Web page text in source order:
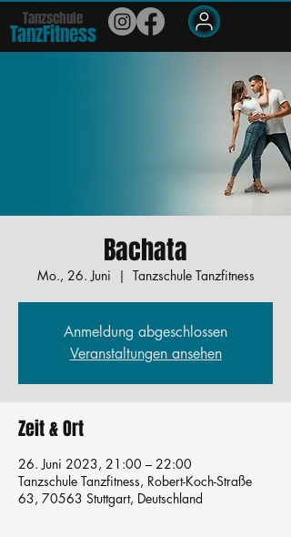
Tanzschule
TanzFitness
Bachata
Mo., 26. Juni
  |
Tanzschule Tanzfitness
Anmeldung abgeschlossen
Veranstaltungen ansehen
Zeit & Ort
26. Juni 2023, 21:00 – 22:00
Tanzschule Tanzfitness, Robert-Koch-Straße
63, 70563 Stuttgart, Deutschland